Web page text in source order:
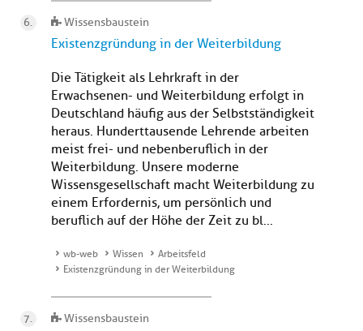
Wissensbaustein
Existenzgründung in der Weiterbildung
Die Tätigkeit als Lehrkraft in der
Erwachsenen- und Weiterbildung erfolgt in
Deutschland häufig aus der Selbstständigkeit
heraus. Hunderttausende Lehrende arbeiten
meist frei- und nebenberuflich in der
Weiterbildung. Unsere moderne
Wissensgesellschaft macht Weiterbildung zu
einem Erfordernis, um persönlich und
beruflich auf der Höhe der Zeit zu bl...
wb-web Wissen
Arbeitsfeld
Existenzgründung in der Weiterbildung
Wissensbaustein